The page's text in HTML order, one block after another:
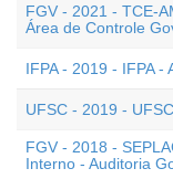
FGV - 2021 - TCE-
Área de Controle
IFPA - 2019 - IFPA -
UFSC - 2019 -
FGV - 2018 -
Interno - Auditoria